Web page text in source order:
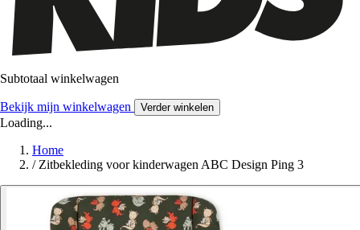
Subtotaal winkelwagen
Bekijk mijn winkelwagen Verder winkelen
Loading...
Home
/ Zitbekleding voor kinderwagen ABC Design Ping 3